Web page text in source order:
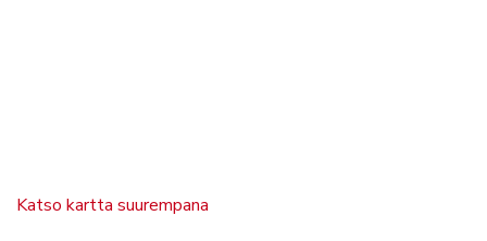
Katso kartta suurempana